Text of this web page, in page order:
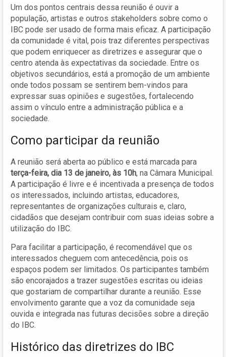
Um dos pontos centrais dessa reunião é ouvir a
população, artistas e outros stakeholders sobre como o
IBC pode ser usado de forma mais eficaz. A participação
da comunidade é vital, pois traz diferentes perspectivas
que podem enriquecer as diretrizes e assegurar que o
centro atenda às expectativas da sociedade. Entre os
objetivos secundários, está a promoção de um ambiente
onde todos possam se sentirem bem-vindos para
expressar suas opiniões e sugestões, fortalecendo
assim o vínculo entre a administração pública e a
sociedade.
Como participar da reunião
A reunião será aberta ao público e está marcada para
terça-feira, dia 13 de janeiro, às 10h, na Câmara Municipal.
A participação é livre e é incentivada a presença de todos
os interessados, incluindo artistas, educadores,
representantes de organizações culturais e, claro,
cidadãos que desejam contribuir com suas ideias sobre a
utilização do IBC.
Para facilitar a participação, é recomendável que os
interessados cheguem com antecedência, pois os
espaços podem ser limitados. Os participantes também
são encorajados a trazer sugestões escritas ou ideias
que gostariam de compartilhar durante a reunião. Esse
envolvimento garante que a voz da comunidade seja
ouvida e integrada nas futuras decisões sobre a direção
do IBC.
Histórico das diretrizes do IBC